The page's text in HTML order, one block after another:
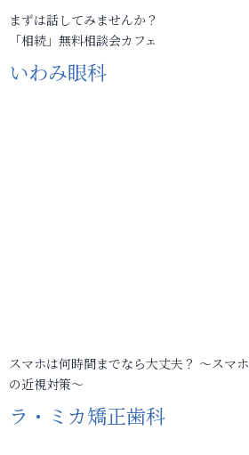
まずは話してみませんか？
「相続」無料相談会カフェ
いわみ眼科
スマホは何時間までなら大丈夫？ ～スマ
の近視対策～
ラ・ミカ矯正歯科